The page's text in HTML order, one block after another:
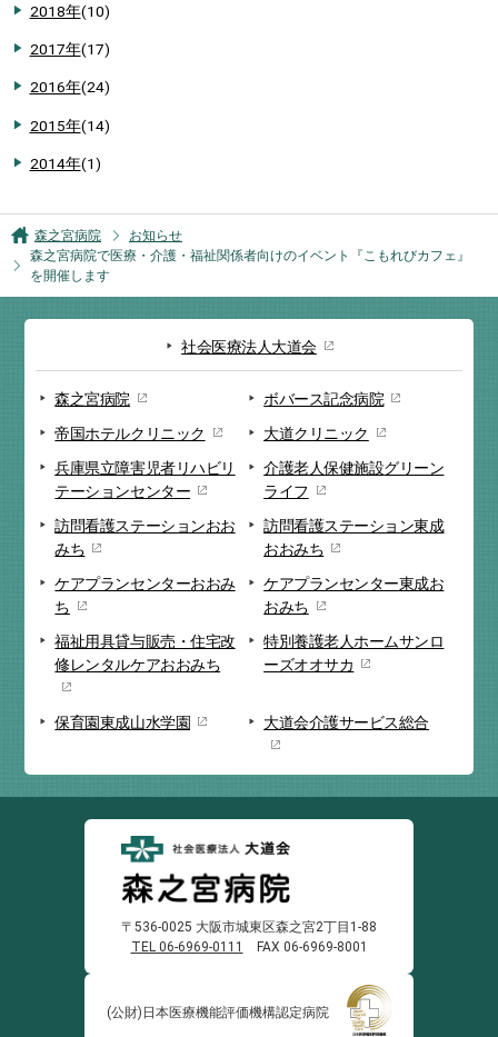
2018年(10)
2017年(17)
2016年(24)
2015年(14)
2014年(1)
森之宮病院
お知らせ
森之宮病院で医療・介護・福祉関係者向けのイベント『こもれびカフェ』
を開催します
社会医療法人大道会
森之宮病院
ボバース記念病院
帝国ホテルクリニック
大道クリニック
兵庫県立障害児者リハビリ
テーションセンター
介護老人保健施設グリーン
ライフ
訪問看護ステーションおお
みち
訪問看護ステーション東成
おおみち
ケアプランセンターおおみ
ち
ケアプランセンター東成お
おみち
福祉用具貸与販売・住宅改
修レンタルケアおおみち
特別養護老人ホームサンロ
ーズオオサカ
保育園東成山水学園 大道会介護サービス総合
〒536-0025 大阪市城東区森之宮2丁目1-88
TEL 06-6969-0111
FAX 06-6969-8001
(公財)日本医療機能評価機構認定病院